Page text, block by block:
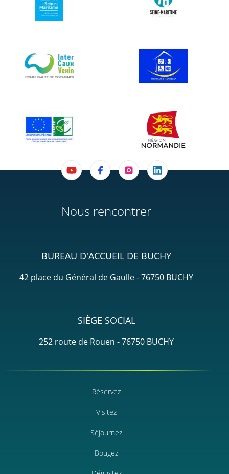
Nous rencontrer
BUREAU D'ACCUEIL DE BUCHY
42 place du Général de Gaulle - 76750 BUCHY
SIÈGE SOCIAL
252 route de Rouen - 76750 BUCHY
Réservez
Visitez
Séjournez
Bougez